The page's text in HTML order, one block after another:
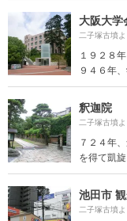
大阪大学
二子塚古墳
１９２８
９４６年
釈迦院
二子塚古墳
７２４年
を得て凱
池田市
二子塚古墳